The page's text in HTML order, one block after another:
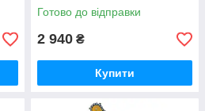
Готово до відправки
2 940 ₴
Купити